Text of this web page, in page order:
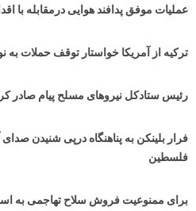
عملیات موفق پدافند هوایی درمقابله با
ترکیه از آمریکا خواستار توقف حملات به
رئیس ستادکل نیروهای مسلح پیام صادر
فرار بلینکن به پناهنگاه درپی شنیدن
فلسطین
برای ممنوعیت فروش سلاح تهاجمی به